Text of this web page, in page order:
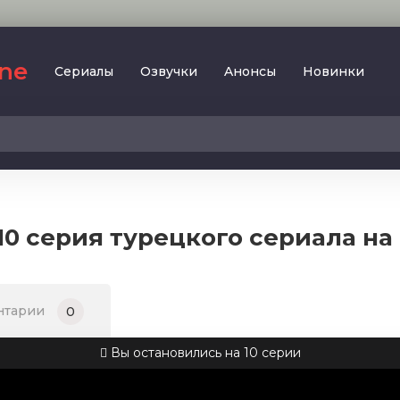
Сериалы
Детектив
Боевик
Oзвучки
AveTurk
Aнoнcы Новинки
серия турецкого сериала на
0
Вы остановились на 10 серии